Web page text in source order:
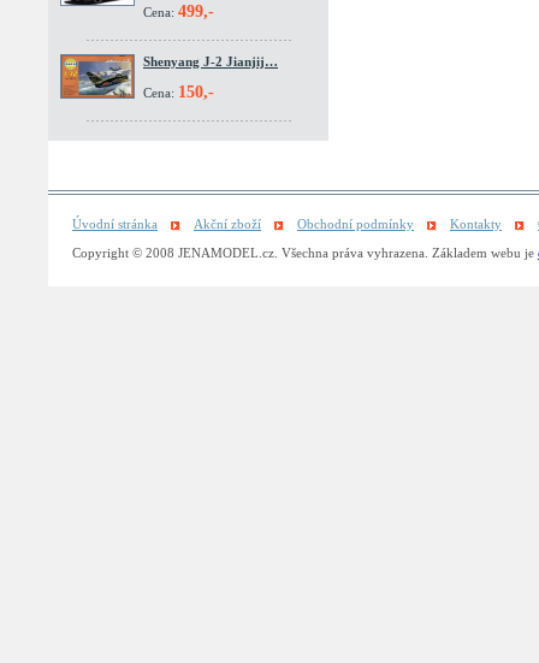
Cena: 499,-
Shenyang J-2 Jianjij…
Cena: 150,-
Úvodní stránka Akční zboží Obchodní podmínky Kontakty
Copyright © 2008 JENAMODEL.cz. Všechna práva vyhrazena. Základem webu je